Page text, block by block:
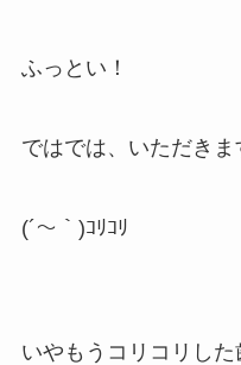
ふっとい！
ではでは、いただきま
(´～｀)ｺﾘｺﾘ
いやもうコリコリし